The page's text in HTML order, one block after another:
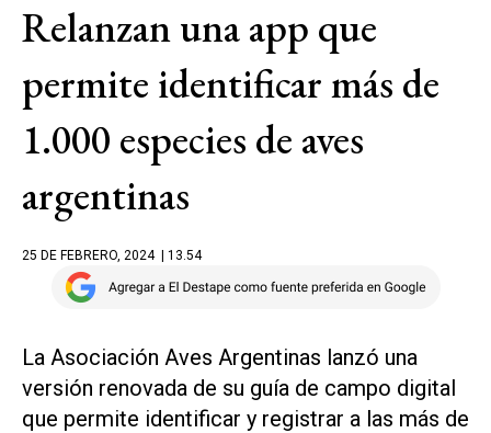
Relanzan una app que
permite identificar más de
1.000 especies de aves
argentinas
25 DE FEBRERO, 2024 | 13.54
La Asociación Aves Argentinas lanzó una
versión renovada de su guía de campo digital
que permite identificar y registrar a las más de